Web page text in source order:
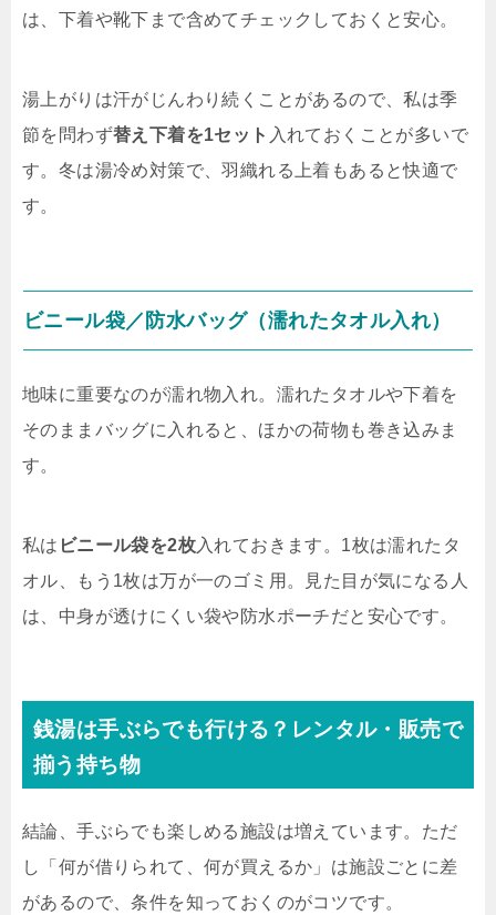
は、下着や靴下まで含めてチェックしておくと安心。
湯上がりは汗がじんわり続くことがあるので、私は季
節を問わず替え下着を1セット 入れておくことが多いで
す。冬は湯冷め対策で、羽織れる上着もあると快適で
す。
ビニール袋／防水バッグ（濡れたタオル入れ）
地味に重要なのが濡れ物入れ。濡れたタオルや下着を
そのままバッグに入れると、ほかの荷物も巻き込みま
す。
私は ビニール袋を2枚入れておきます。1枚は濡れたタ
オル、もう1枚は万が一のゴミ用。見た目が気になる人
は、中身が透けにくい袋や防水ポーチだと安心です。
銭湯は手ぶらでも行ける？レンタル・販売で
揃う持ち物
結論、手ぶらでも楽しめる施設は増えています。ただ
し「何が借りられて、何が買えるか」は施設ごとに差
があるので、条件を知っておくのがコツです。